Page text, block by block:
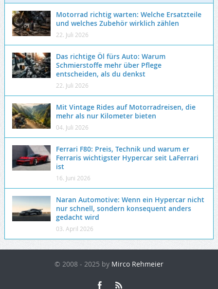
Motorrad richtig warten: Welche Ersatzteile
und welches Zubehör wirklich zählen
22. Juli 2026
Das richtige Öl fürs Auto: Warum
Schmierstoffe mehr über Pflege
entscheiden, als du denkst
22. Juli 2026
Mit Vintage Rides auf Motorradreisen, die
mehr als nur Kilometer bieten
04. Juli 2026
Ferrari F80: Preis, Technik und warum er
Ferraris wichtigster Hypercar seit LaFerrari
ist
16. Juni 2026
Naran Automotive: Wenn ein Hypercar nicht
nur schnell, sondern konsequent anders
gedacht wird
03. April 2026
© 2008 - 2025 by Mirco Rehmeier